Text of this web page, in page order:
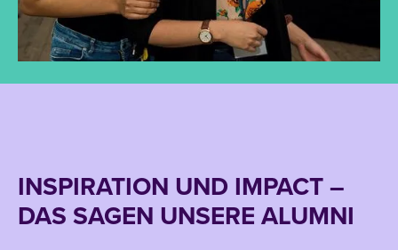
INSPIRATION UND IMPACT –
DAS SAGEN UNSERE ALUMNI